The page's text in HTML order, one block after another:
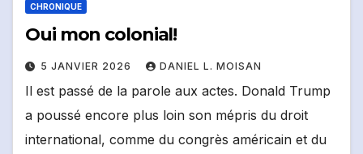
CHRONIQUE
Oui mon colonial!
5 JANVIER 2026 DANIEL L. MOISAN
Il est passé de la parole aux actes. Donald Trump
a poussé encore plus loin son mépris du droit
international, comme du congrès américain et du